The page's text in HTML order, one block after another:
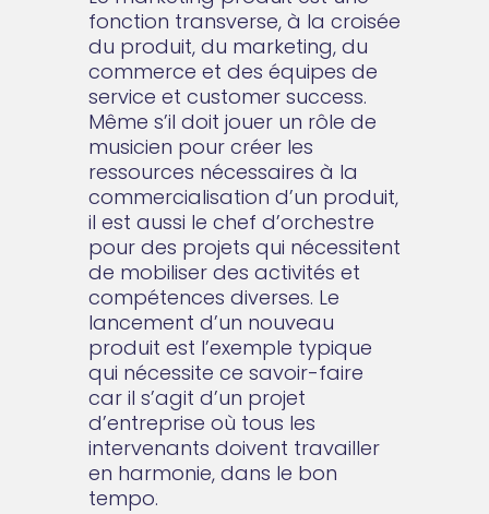
fonction transverse, à la croisée
du produit, du marketing, du
commerce et des équipes de
service et customer success.
Même s’il doit jouer un rôle de
musicien pour créer les
ressources nécessaires à la
commercialisation d’un produit,
il est aussi le chef d’orchestre
pour des projets qui nécessitent
de mobiliser des activités et
compétences diverses. Le
lancement d’un nouveau
produit est l’exemple typique
qui nécessite ce savoir-faire
car il s’agit d’un projet
d’entreprise où tous les
intervenants doivent travailler
en harmonie, dans le bon
tempo.